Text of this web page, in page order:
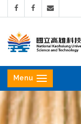
立
高
雄
科
Menu